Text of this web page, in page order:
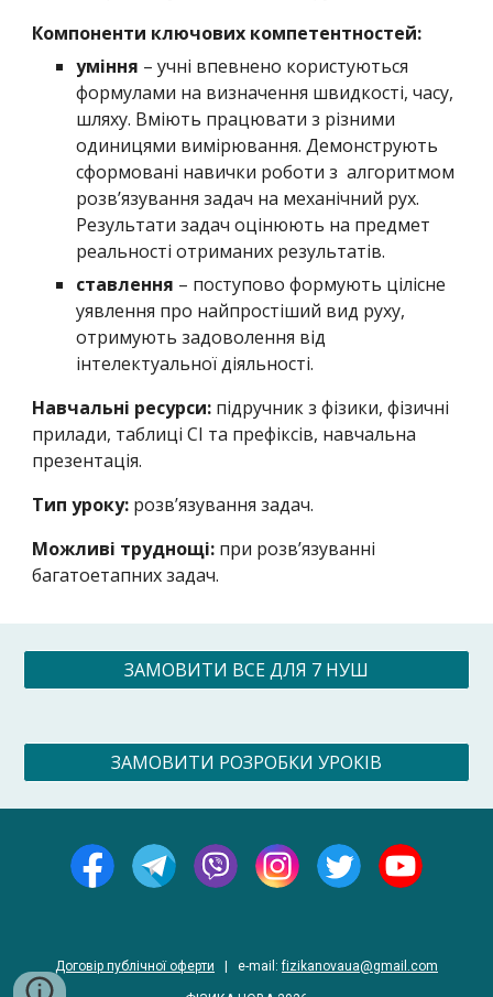
Компоненти ключових компетентностей:
уміння – учні впевнено користуються
формулами на визначення швидкості, часу,
шляху. Вміють працювати з різними
одиницями вимірювання. Демонструють
сформовані навички роботи з алгоритмом
розв’язування задач на механічний рух.
Результати задач оцінюють на предмет
реальності отриманих результатів.
ставлення – поступово формують цілісне
уявлення про найпростіший вид руху,
отримують задоволення від
інтелектуальної діяльності.
Навчальні ресурси: підручник з фізики, фізичні
прилади, таблиці СІ та префіксів, навчальна
презентація.
Тип уроку: розв’язування задач.
Можливі труднощі: при розв’язуванні
багатоетапних задач.
ЗАМОВИТИ ВСЕ ДЛЯ 7 НУШ
ЗАМОВИТИ РОЗРОБКИ УРОКІВ
Договір публічної оферти e-mail :fizikanovaua@gmail.com